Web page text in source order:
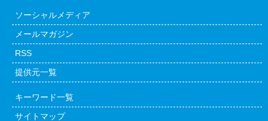
ソーシャルメディア
メールマガジン
RSS
提供元一覧
キーワード一覧
サイトマップ